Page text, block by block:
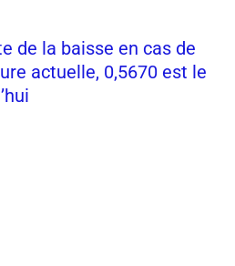
de la baisse en cas de
actuelle, 0,5670 est le